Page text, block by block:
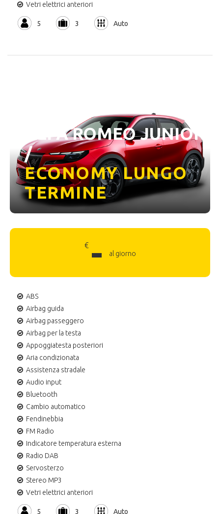
Vetri elettrici anteriori
5 3 Auto
ALFA ROMEO JUNIOR
/
ECONOMY LUNGO
TERMINE
€ - al giorno
ABS
Airbag guida
Airbag passeggero
Airbag per la testa
Appoggiatesta posteriori
Aria condizionata
Assistenza stradale
Audio input
Bluetooth
Cambio automatico
Fendinebbia
FM Radio
Indicatore temperatura esterna
Radio DAB
Servosterzo
Stereo MP3
Vetri elettrici anteriori
5 3 Auto